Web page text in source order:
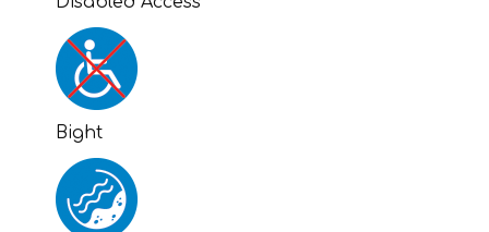
Bight